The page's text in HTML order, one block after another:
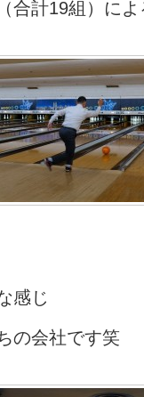
合計19組）に
感じ
の会社です笑